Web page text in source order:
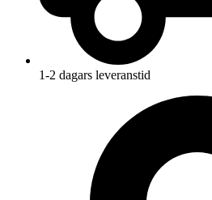
1-2 dagars leveranstid